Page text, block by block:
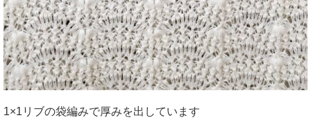
1×1リブの袋編みで厚みを出しています